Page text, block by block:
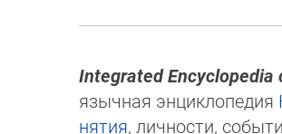
Integrated Encyclopedia
языч­ная энциклопедия
нятия, личности,